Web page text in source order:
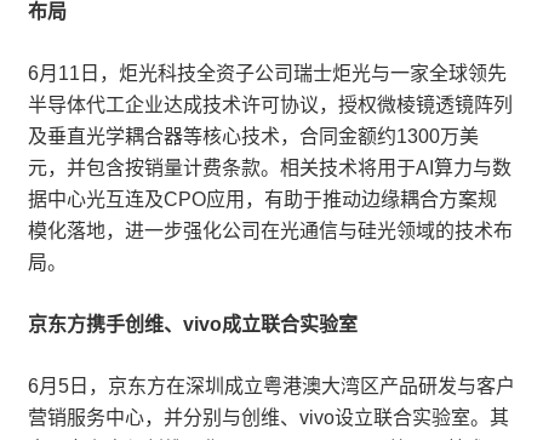
布局
6月11日，炬光科技全资子公司瑞士炬光与一家全球领先
半导体代工企业达成技术许可协议，授权微棱镜透镜阵列
及垂直光学耦合器等核心技术，合同金额约1300万美
元，并包含按销量计费条款。相关技术将用于AI算力与数
据中心光互连及CPO应用，有助于推动边缘耦合方案规
模化落地，进一步强化公司在光通信与硅光领域的技术布
局。
京东方携手创维、vivo成立联合实验室
6月5日，京东方在深圳成立粤港澳大湾区产品研发与客户
营销服务中心，并分别与创维、vivo设立联合实验室。其